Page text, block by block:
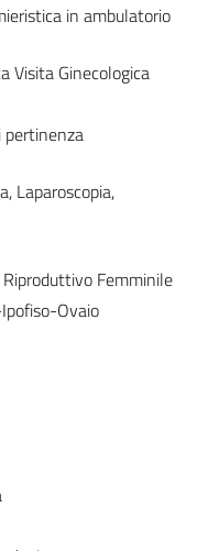
in ambulatorio
Visita Ginecologica
pertinenza
Laparoscopia,
Femminile
Ovaio